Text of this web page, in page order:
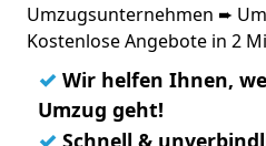
Umzugsunternehmen ➨
Kostenlose Angebote in 2
✓ Wir helfen Ihnen,
Umzug geht!
✓ Schnell &